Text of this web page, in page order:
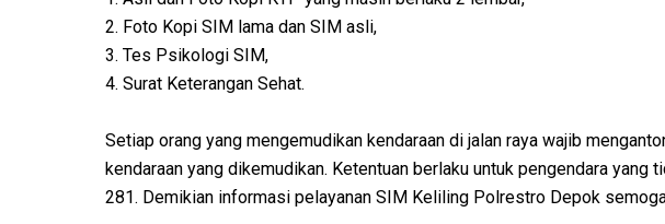
2. Foto Kopi SIM lama dan SIM asli,
3. Tes Psikologi SIM,
4. Surat Keterangan Sehat.
Setiap orang yang mengemudikan kendaraan di jalan raya wajib
kendaraan yang dikemudikan. Ketentuan berlaku untuk pengendara yang
281. Demikian informasi pelayanan SIM Keliling Polrestro Depok